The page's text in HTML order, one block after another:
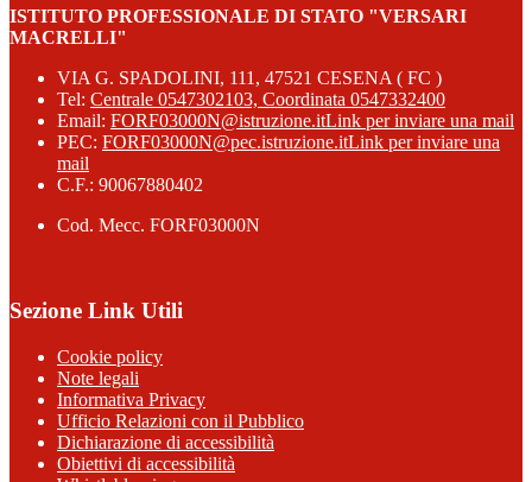
ISTITUTO PROFESSIONALE DI STATO "VERSARI
MACRELLI"
VIA G. SPADOLINI, 111, 47521 CESENA ( FC )
Tel: Centrale 0547302103, Coordinata 0547332400
Email: FORF03000N@istruzione.itLink per inviare una mail
PEC: FORF03000N@pec.istruzione.itLink per inviare una
mail
C.F.: 90067880402
Cod. Mecc. FORF03000N
Sezione Link Utili
Cookie policy
Note legali
Informativa Privacy
Ufficio Relazioni con il Pubblico
Dichiarazione di accessibilità
Obiettivi di accessibilità